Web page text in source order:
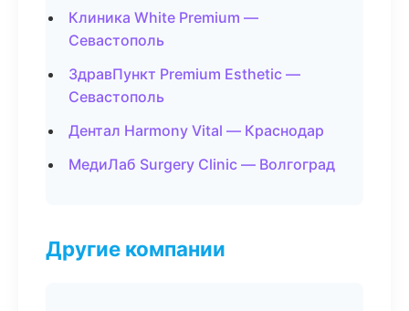
Клиника White Premium —
Севастополь
ЗдравПункт Premium Esthetic —
Севастополь
Дентал Harmony Vital — Краснодар
МедиЛаб Surgery Clinic — Волгоград
Другие компании